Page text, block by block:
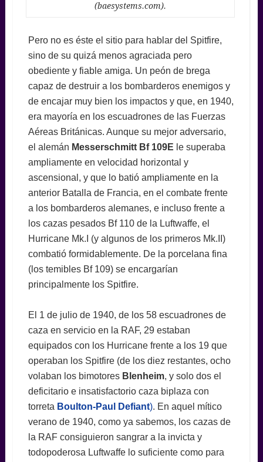
(baesystems.com).
Pero no es éste el sitio para hablar del Spitfire,
sino de su quizá menos agraciada pero
obediente y fiable amiga. Un peón de brega
capaz de destruir a los bombarderos enemigos y
de encajar muy bien los impactos y que, en 1940,
era mayoría en los escuadrones de las Fuerzas
Aéreas Británicas. Aunque su mejor adversario,
el alemán Messerschmitt Bf 109E le superaba
ampliamente en velocidad horizontal y
ascensional, y que lo batió ampliamente en la
anterior Batalla de Francia, en el combate frente
a los bombarderos alemanes, e incluso frente a
los cazas pesados Bf 110 de la Luftwaffe, el
Hurricane Mk.I (y algunos de los primeros Mk.II)
combatió formidablemente. De la porcelana fina
(los temibles Bf 109) se encargarían
principalmente los Spitfire.
El 1 de julio de 1940, de los 58 escuadrones de
caza en servicio en la RAF, 29 estaban
equipados con los Hurricane frente a los 19 que
operaban los Spitfire (de los diez restantes, ocho
volaban los bimotores Blenheim, y solo dos el
deficitario e insatisfactorio caza biplaza con
torreta Boulton-Paul Defiant). En aquel mítico
verano de 1940, como ya sabemos, los cazas de
la RAF consiguieron sangrar a la invicta y
todopoderosa Luftwaffe lo suficiente como para